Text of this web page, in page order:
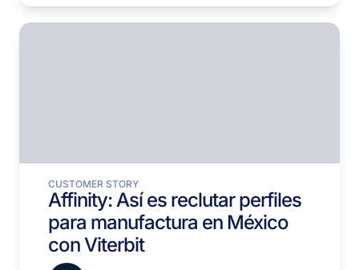
CUSTOMER STORY
Affinity: Así es reclutar perfiles
para manufactura en México
con Viterbit